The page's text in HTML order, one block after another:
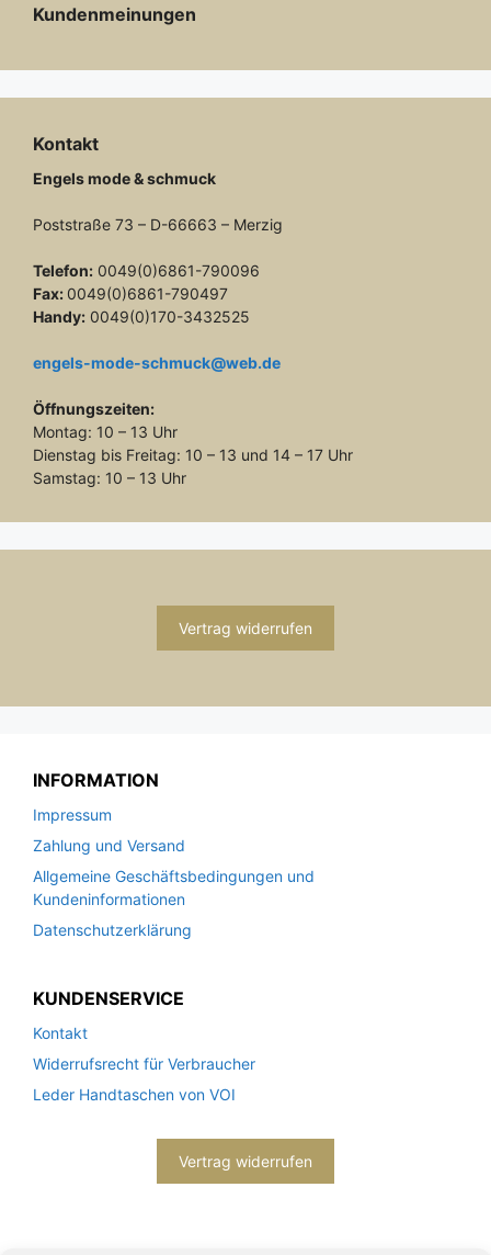
Kundenmeinungen
Kontakt
Engels mode & schmuck
Poststraße 73 – D-66663 – Merzig
Telefon: 0049(0)6861-790096
Fax: 0049(0)6861-790497
Handy: 0049(0)170-3432525
engels-mode-schmuck@web.de
Öffnungszeiten:
Montag: 10 – 13 Uhr
Dienstag bis Freitag: 10 – 13 und 14 – 17 Uhr
Samstag: 10 – 13 Uhr
Vertrag widerrufen
INFORMATION
Impressum
Zahlung und Versand
Allgemeine Geschäftsbedingungen und
Kundeninformationen
Datenschutzerklärung
KUNDENSERVICE
Kontakt
Widerrufsrecht für Verbraucher
Leder Handtaschen von VOI
Vertrag widerrufen